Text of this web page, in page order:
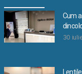
Cum
30